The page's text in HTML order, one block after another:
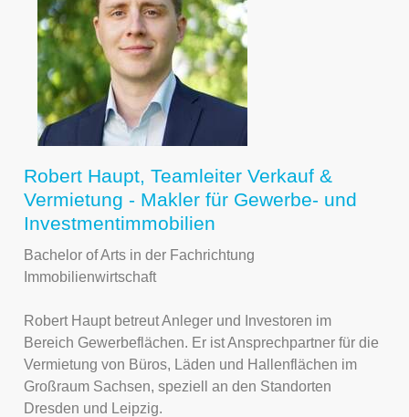
Robert Haupt, Teamleiter Verkauf &
Vermietung - Makler für Gewerbe- und
Investmentimmobilien
Bachelor of Arts in der Fachrichtung
Immobilienwirtschaft
Robert Haupt betreut Anleger und Investoren im
Bereich Gewerbeflächen. Er ist Ansprechpartner für die
Vermietung von Büros, Läden und Hallenflächen im
Großraum Sachsen, speziell an den Standorten
Dresden und Leipzig.